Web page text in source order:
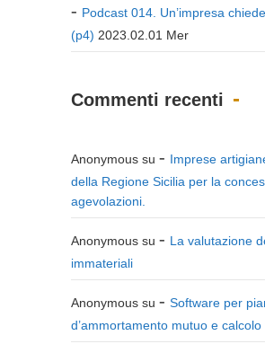
Podcast 014. Un’impresa
(p4) 2023.02.01 Mer
Commenti recenti
Anonymous su
Imprese
della Regione Sicilia per la
agevolazioni.
Anonymous su
La valutazione
immateriali
Anonymous su
Software per
d’ammortamento mutuo e calcolo